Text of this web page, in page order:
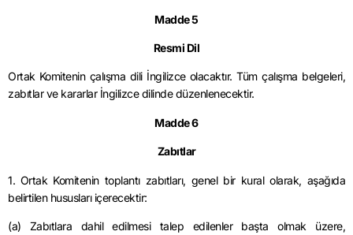
Madde 5
Resmi Dil
Ortak Komitenin çalışma dili İngilizce olacaktır. Tüm çalışma belgeleri,
zabıtlar ve kararlar İngilizce dilinde düzenlenecektir.
Madde 6
Zabıtlar
1. Ortak Komitenin toplantı zabıtları, genel bir kural olarak, aşağıda
belirtilen hususları içerecektir:
(a) Zabıtlara dahil edilmesi talep edilenler başta olmak üzere,